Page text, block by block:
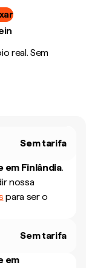
real. Sem
Sem tarifa
em Finlândia.
nossa
para ser o
Sem tarifa
em